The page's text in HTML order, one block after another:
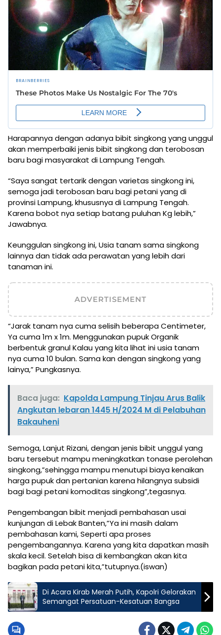
Harapannya dengan adanya bibit singkong yang unggul
akan memperbaiki jenis bibit singkong dan terobosan
baru bagi masyarakat di Lampung Tengah.
“Saya sangat tertarik dengan varietas singkong ini,
semoga jadi terobosan baru bagi petani yang di
provinsi Lampung, khususnya di Lampung Tengah.
Karena bobot nya setiap batang puluhan Kg lebih,”
Jawabnya.
Keunggulan singkong ini, Usia tanam sama singkong
lainnya dan tidak ada perawatan yang lebih dari
tanaman ini.
ADVERTISEMENT
“Jarak tanam nya cuma selisih beberapa Centimeter,
Ya cuma 1m x 1m. Menggunakan pupuk Organik
berbentuk granul Kalau yang kita lihat ini usia tanam
nya cuma 10 bulan. Sama kan dengan singkong yang
lainya,” Pungkasnya.
Baca juga: Kapolda Lampung Tinjau Arus Balik
Angkutan lebaran 1445 H/2024 M di Pelabuhan
Bakauheni
Semoga, Lanjut Rizani, dengan jenis bibit unggul yang
baru tersebut mampu meningkatkan tonase perolehan
singkong,”sehingga mampu menutupi biaya kenaikan
harga pupuk dan pertanian karena hilangnya subsidi
bagi bagi petani komoditas singkong”,tegasnya.
Pengembangan bibit menjadi pembahasan usai
kunjungan di Lebak Banten,”Ya ini masih dalam
pembahasan kami, Seperti apa proses
pengembangannya. Karena yang kita dapatkan masih
skala kecil. Setelah bisa di kembangkan akan kita
bagikan pada petani kita,”tutupnya.(iswan)
Di Acara Kirab Merah Putih, Kapolri Gelorakan
Semangat Persatuan-Kesatuan Bangsa